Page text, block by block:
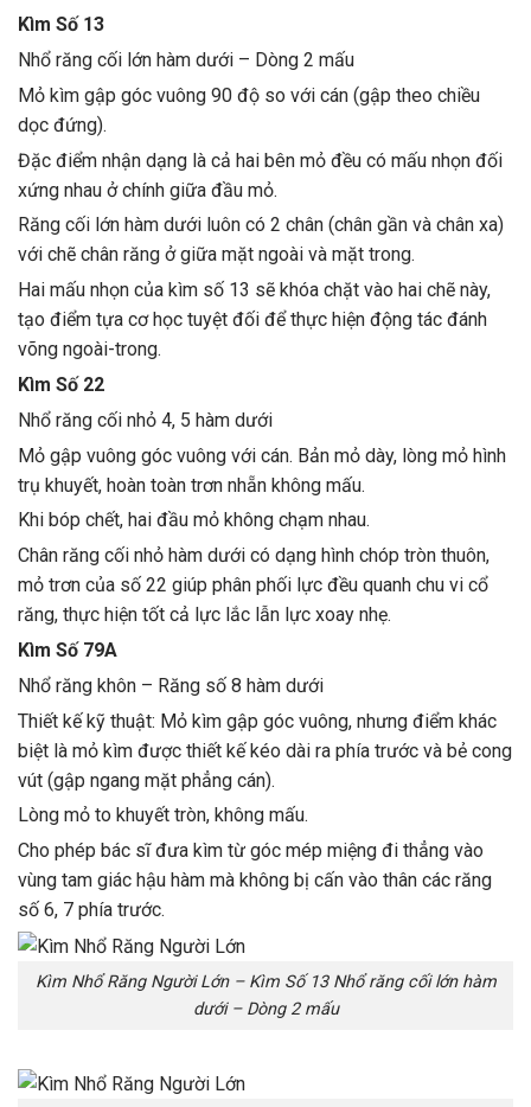
Kìm Số 13
Nhổ răng cối lớn hàm dưới – Dòng 2 mấu
Mỏ kìm gập góc vuông 90 độ so với cán (gập theo chiều
dọc đứng).
Đặc điểm nhận dạng là cả hai bên mỏ đều có mấu nhọn đối
xứng nhau ở chính giữa đầu mỏ.
Răng cối lớn hàm dưới luôn có 2 chân (chân gần và chân xa)
với chẽ chân răng ở giữa mặt ngoài và mặt trong.
Hai mấu nhọn của kìm số 13 sẽ khóa chặt vào hai chẽ này,
tạo điểm tựa cơ học tuyệt đối để thực hiện động tác đánh
võng ngoài-trong.
Kìm Số 22
Nhổ răng cối nhỏ 4, 5 hàm dưới
Mỏ gập vuông góc vuông với cán. Bản mỏ dày, lòng mỏ hình
trụ khuyết, hoàn toàn trơn nhẵn không mấu.
Khi bóp chết, hai đầu mỏ không chạm nhau.
Chân răng cối nhỏ hàm dưới có dạng hình chóp tròn thuôn,
mỏ trơn của số 22 giúp phân phối lực đều quanh chu vi cổ
răng, thực hiện tốt cả lực lắc lẫn lực xoay nhẹ.
Kìm Số 79A
Nhổ răng khôn – Răng số 8 hàm dưới
Thiết kế kỹ thuật: Mỏ kìm gập góc vuông, nhưng điểm khác
biệt là mỏ kìm được thiết kế kéo dài ra phía trước và bẻ cong
vút (gập ngang mặt phẳng cán).
Lòng mỏ to khuyết tròn, không mấu.
Cho phép bác sĩ đưa kìm từ góc mép miệng đi thẳng vào
vùng tam giác hậu hàm mà không bị cấn vào thân các răng
số 6, 7 phía trước.
Kìm Nhổ Răng Người Lớn – Kìm Số 13 Nhổ răng cối lớn hàm
dưới – Dòng 2 mấu